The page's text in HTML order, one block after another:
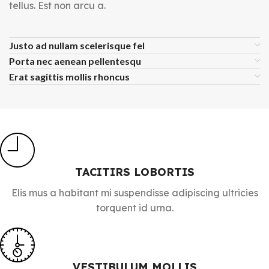
tellus. Est non arcu a.
Justo ad nullam scelerisque fel
Porta nec aenean pellentesqu
Erat sagittis mollis rhoncus
TACITIRS LOBORTIS
Elis mus a habitant mi suspendisse adipiscing ultricies
torquent id urna.